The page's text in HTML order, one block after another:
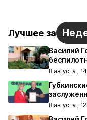
Лучшее за
Василий
8 августа ,
8 августа ,